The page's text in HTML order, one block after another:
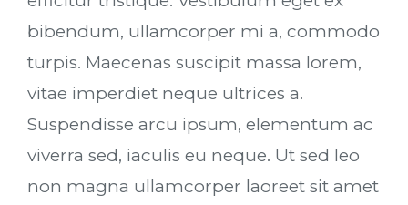
bibendum, ullamcorper mi a, commodo
turpis. Maecenas suscipit massa lorem,
vitae imperdiet neque ultrices a.
Suspendisse arcu ipsum, elementum ac
viverra sed, iaculis eu neque. Ut sed leo
non magna ullamcorper laoreet sit amet